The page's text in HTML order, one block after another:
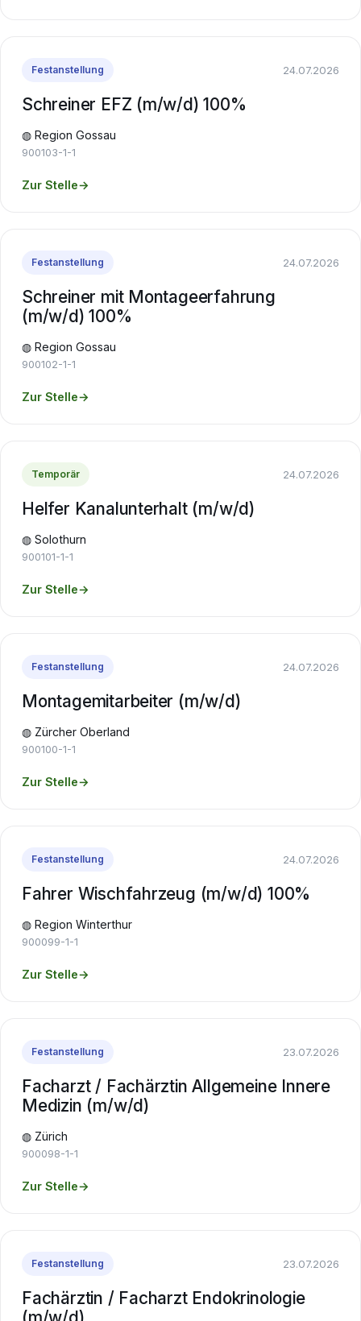
Festanstellung 24.07.2026
Schreiner EFZ (m/w/d) 100%
◍ Region Gossau
900103-1-1
Zur Stelle→
Festanstellung 24.07.2026
Schreiner mit Montageerfahrung
(m/w/d) 100%
◍ Region Gossau
900102-1-1
Zur Stelle→
Temporär 24.07.2026
Helfer Kanalunterhalt (m/w/d)
◍ Solothurn
900101-1-1
Zur Stelle→
Festanstellung 24.07.2026
Montagemitarbeiter (m/w/d)
◍ Zürcher Oberland
900100-1-1
Zur Stelle→
Festanstellung 24.07.2026
Fahrer Wischfahrzeug (m/w/d) 100%
◍ Region Winterthur
900099-1-1
Zur Stelle→
Festanstellung 23.07.2026
Facharzt / Fachärztin Allgemeine Innere
Medizin (m/w/d)
◍ Zürich
900098-1-1
Zur Stelle→
Festanstellung 23.07.2026
Fachärztin / Facharzt Endokrinologie